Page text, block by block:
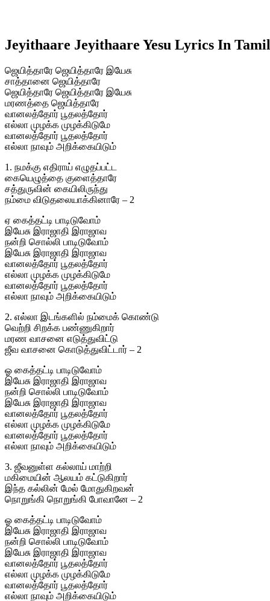
Jeyithaare Jeyithaare Yesu Lyrics In Tamil
ஜெயித்தாரே ஜெயித்தாரே இயேசு
சாத்தானை ஜெயித்தாரே
ஜெயித்தாரே ஜெயித்தாரே இயேசு
மரணத்தை ஜெயித்தாரே
வானலத்தோர் பூதலத்தோர்
எல்லா முழக்க முழக்கிடுமே
வானலத்தோர் பூதலத்தோர்
எல்லா நாவும் அறிக்கையிடும்
1. நமக்கு எதிராய் எழுதப்பட்ட
கையெழுத்தை குளைத்தாரே
சத்துருவின் கையிலிருந்து
நம்மை விடுதலையாக்கினாரே – 2
ஏ கைத்தட்டி பாடிடுவோம்
இயேசு இராஜாதி இராஜாவ
நன்றி சொல்லி பாடிடுவோம்
இயேசு இராஜாதி இராஜாவ
வானலத்தோர் பூதலத்தோர்
எல்லா முழக்க முழக்கிடுமே
வானலத்தோர் பூதலத்தோர்
எல்லா நாவும் அறிக்கையிடும்
2. எல்லா இடங்களில் நம்மைக் கொண்டு
வெற்றி சிறக்க பண்ணுகிறார்
மரண வாசனை எடுத்துவிட்டு
ஜீவ வாசனை கொடுத்துவிட்டார் – 2
ஓ கைத்தட்டி பாடிடுவோம்
இயேசு இராஜாதி இராஜாவ
நன்றி சொல்லி பாடிடுவோம்
இயேசு இராஜாதி இராஜாவ
வானலத்தோர் பூதலத்தோர்
எல்லா முழக்க முழக்கிடுமே
வானலத்தோர் பூதலத்தோர்
எல்லா நாவும் அறிக்கையிடும்
3. ஜீவனுள்ள கல்லாய் மாற்றி
மகிமையின் ஆலயம் கட்டுகிறார்
இந்த கல்லின் மேல் மோதுகிறவன்
நொறுங்கி நொறுங்கி போவானே – 2
ஓ கைத்தட்டி பாடிடுவோம்
இயேசு இராஜாதி இராஜாவ
நன்றி சொல்லி பாடிடுவோம்
இயேசு இராஜாதி இராஜாவ
வானலத்தோர் பூதலத்தோர்
எல்லா முழக்க முழக்கிடுமே
வானலத்தோர் பூதலத்தோர்
எல்லா நாவும் அறிக்கையிடும்